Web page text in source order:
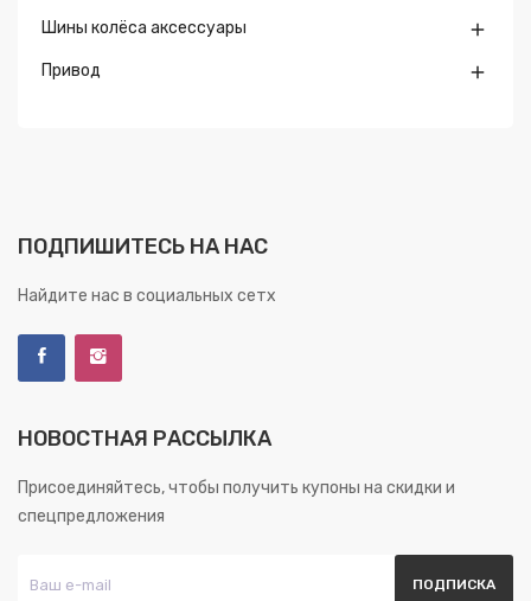
Шины колёса аксессуары 
Привод 
ПОДПИШИТЕСЬ НА НАС
Найдите нас в социальных сетх
НОВОСТНАЯ РАССЫЛКА
Присоединяйтесь, чтобы получить купоны на скидки и
спецпредложения